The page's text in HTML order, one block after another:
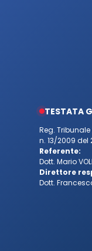
TESTATA
Reg.
n. 13/2009 del
Referente:
Dott. Mario
Direttore
Dott.